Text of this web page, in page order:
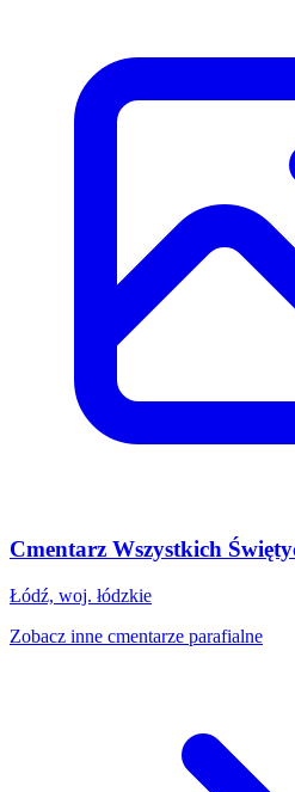
Cmentarz Wszystkich
Łódź, woj. łódzkie
Zobacz inne cmentarze parafialne